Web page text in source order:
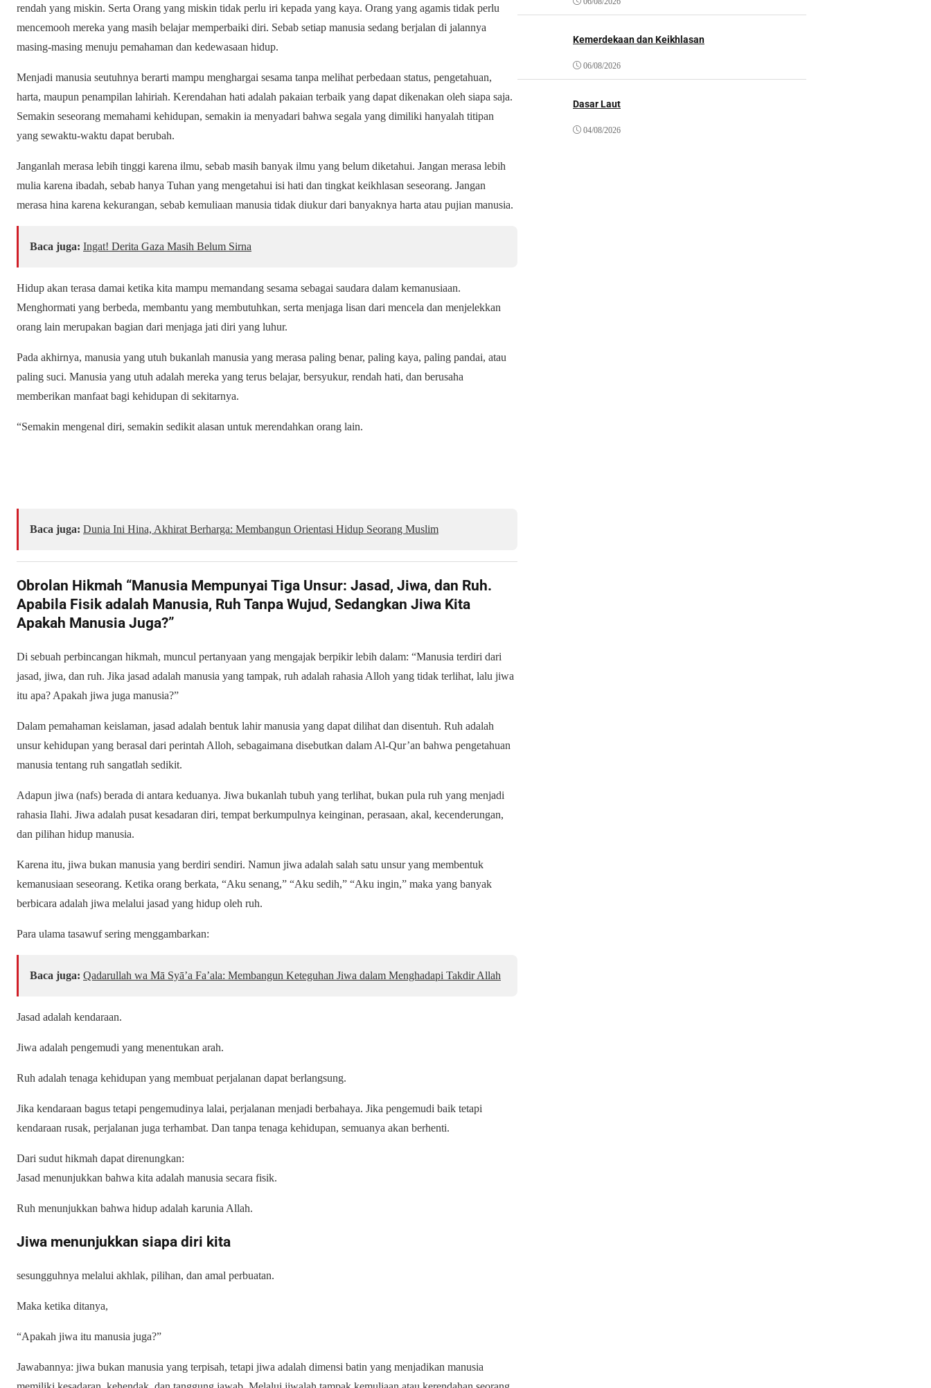
rendah yang miskin. Serta Orang yang miskin tidak perlu iri kepada yang kaya. Orang yang agamis tidak perlu
mencemooh mereka yang masih belajar memperbaiki diri. Sebab setiap manusia sedang berjalan di jalannya
masing-masing menuju pemahaman dan kedewasaan hidup.
Menjadi manusia seutuhnya berarti mampu menghargai sesama tanpa melihat perbedaan status, pengetahuan,
harta, maupun penampilan lahiriah. Kerendahan hati adalah pakaian terbaik yang dapat dikenakan oleh siapa saja.
Semakin seseorang memahami kehidupan, semakin ia menyadari bahwa segala yang dimiliki hanyalah titipan
yang sewaktu-waktu dapat berubah.
Janganlah merasa lebih tinggi karena ilmu, sebab masih banyak ilmu yang belum diketahui. Jangan merasa lebih
mulia karena ibadah, sebab hanya Tuhan yang mengetahui isi hati dan tingkat keikhlasan seseorang. Jangan
merasa hina karena kekurangan, sebab kemuliaan manusia tidak diukur dari banyaknya harta atau pujian manusia.
Baca juga: Ingat! Derita Gaza Masih Belum Sirna
Hidup akan terasa damai ketika kita mampu memandang sesama sebagai saudara dalam kemanusiaan.
Menghormati yang berbeda, membantu yang membutuhkan, serta menjaga lisan dari mencela dan menjelekkan
orang lain merupakan bagian dari menjaga jati diri yang luhur.
Pada akhirnya, manusia yang utuh bukanlah manusia yang merasa paling benar, paling kaya, paling pandai, atau
paling suci. Manusia yang utuh adalah mereka yang terus belajar, bersyukur, rendah hati, dan berusaha
memberikan manfaat bagi kehidupan di sekitarnya.
“Semakin mengenal diri, semakin sedikit alasan untuk merendahkan orang lain.
Baca juga: Dunia Ini Hina, Akhirat Berharga: Membangun Orientasi Hidup Seorang Muslim
Obrolan Hikmah “Manusia Mempunyai Tiga Unsur: Jasad, Jiwa, dan Ruh.
Apabila Fisik adalah Manusia, Ruh Tanpa Wujud, Sedangkan Jiwa Kita
Apakah Manusia Juga?”
Di sebuah perbincangan hikmah, muncul pertanyaan yang mengajak berpikir lebih dalam: “Manusia terdiri dari
jasad, jiwa, dan ruh. Jika jasad adalah manusia yang tampak, ruh adalah rahasia Alloh yang tidak terlihat, lalu jiwa
itu apa? Apakah jiwa juga manusia?”
Dalam pemahaman keislaman, jasad adalah bentuk lahir manusia yang dapat dilihat dan disentuh. Ruh adalah
unsur kehidupan yang berasal dari perintah Alloh, sebagaimana disebutkan dalam Al-Qur’an bahwa pengetahuan
manusia tentang ruh sangatlah sedikit.
Adapun jiwa (nafs) berada di antara keduanya. Jiwa bukanlah tubuh yang terlihat, bukan pula ruh yang menjadi
rahasia Ilahi. Jiwa adalah pusat kesadaran diri, tempat berkumpulnya keinginan, perasaan, akal, kecenderungan,
dan pilihan hidup manusia.
Karena itu, jiwa bukan manusia yang berdiri sendiri. Namun jiwa adalah salah satu unsur yang membentuk
kemanusiaan seseorang. Ketika orang berkata, “Aku senang,” “Aku sedih,” “Aku ingin,” maka yang banyak
berbicara adalah jiwa melalui jasad yang hidup oleh ruh.
Para ulama tasawuf sering menggambarkan:
Baca juga: Qadarullah wa Mā Syā’a Fa’ala: Membangun Keteguhan Jiwa dalam Menghadapi Takdir Allah
Jasad adalah kendaraan.
Jiwa adalah pengemudi yang menentukan arah.
Ruh adalah tenaga kehidupan yang membuat perjalanan dapat berlangsung.
Jika kendaraan bagus tetapi pengemudinya lalai, perjalanan menjadi berbahaya. Jika pengemudi baik tetapi
kendaraan rusak, perjalanan juga terhambat. Dan tanpa tenaga kehidupan, semuanya akan berhenti.
Dari sudut hikmah dapat direnungkan:
Jasad menunjukkan bahwa kita adalah manusia secara fisik.
Ruh menunjukkan bahwa hidup adalah karunia Allah.
Jiwa menunjukkan siapa diri kita
sesungguhnya melalui akhlak, pilihan, dan amal perbuatan.
Maka ketika ditanya,
“Apakah jiwa itu manusia juga?”
Jawabannya: jiwa bukan manusia yang terpisah, tetapi jiwa adalah dimensi batin yang menjadikan manusia
Kemerdekaan dan Keikhlasan
06/08/2026
Dasar Laut
04/08/2026